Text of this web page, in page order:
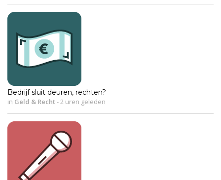
Bedrijf sluit deuren, rechten?
in Geld & Recht- 2 uren geleden